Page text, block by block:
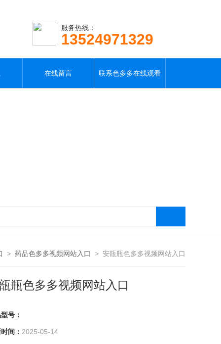
服务热线：
13524971329
在线留言 联系色多多在线观看
> 药品色多多视频网站入口 > 安瓿瓶色多多视频网站入口
瓶色多多视频网站入口
号：
间： 2025-05-14